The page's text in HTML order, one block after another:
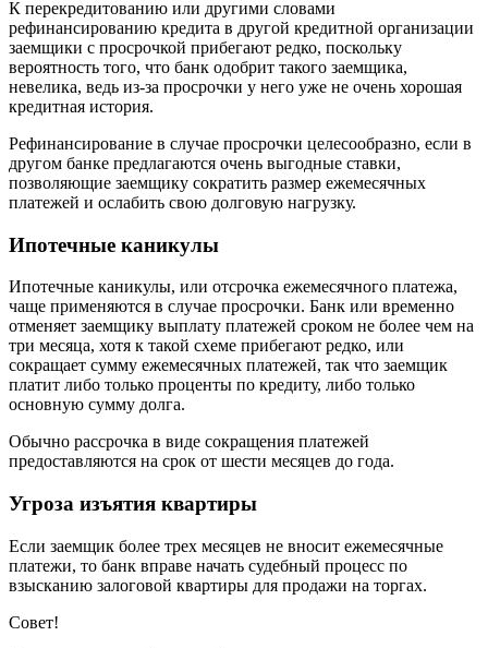
К перекредитованию или другими словами
рефинансированию кредита в другой кредитной организации
заемщики с просрочкой прибегают редко, поскольку
вероятность того, что банк одобрит такого заемщика,
невелика, ведь из-за просрочки у него уже не очень хорошая
кредитная история.
Рефинансирование в случае просрочки целесообразно, если в
другом банке предлагаются очень выгодные ставки,
позволяющие заемщику сократить размер ежемесячных
платежей и ослабить свою долговую нагрузку.
Ипотечные каникулы
Ипотечные каникулы, или отсрочка ежемесячного платежа,
чаще применяются в случае просрочки. Банк или временно
отменяет заемщику выплату платежей сроком не более чем на
три месяца, хотя к такой схеме прибегают редко, или
сокращает сумму ежемесячных платежей, так что заемщик
платит либо только проценты по кредиту, либо только
основную сумму долга.
Обычно рассрочка в виде сокращения платежей
предоставляются на срок от шести месяцев до года.
Угроза изъятия квартиры
Если заемщик более трех месяцев не вносит ежемесячные
платежи, то банк вправе начать судебный процесс по
взысканию залоговой квартиры для продажи на торгах.
Совет!